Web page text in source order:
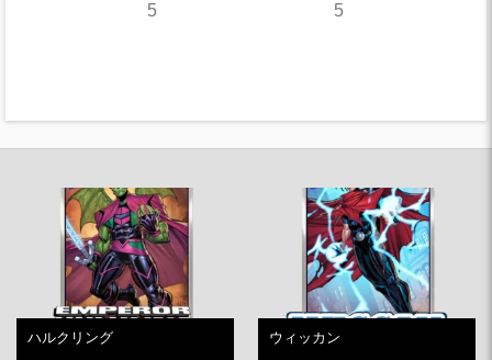
5 5
ハルクリング ウィッカン